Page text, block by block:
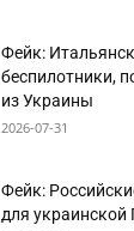
Фейк:
беспилотники,
из Украины
2026-07-31
Фейк:
для